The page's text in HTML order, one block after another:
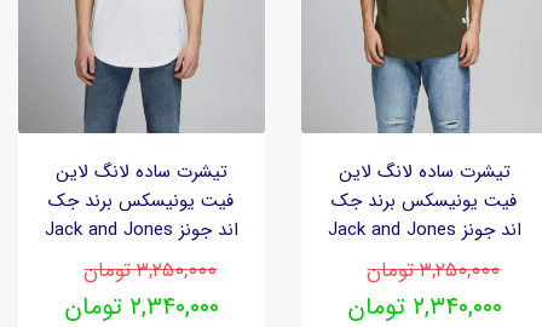
تیشرت ساده لانگ لاین
فیت یونیسکس برند جک
اند جونز Jack and Jones
۳,۲۵۰,۰۰۰ تومان
۲,۳۴۰,۰۰۰ تومان
تیشرت ساده لانگ لاین
فیت یونیسکس برند جک
اند جونز Jack and Jones
۳,۲۵۰,۰۰۰ تومان
۲,۳۴۰,۰۰۰ تومان